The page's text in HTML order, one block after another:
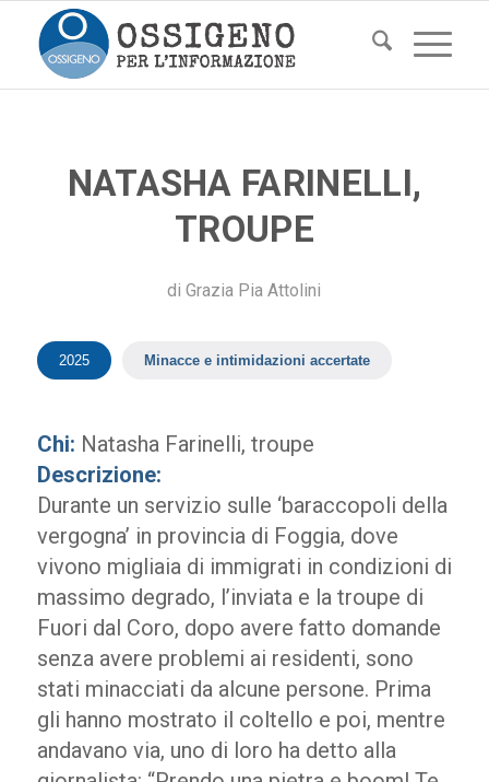
NATASHA FARINELLI,
TROUPE
diGrazia Pia Attolini
2025 Minacce e intimidazioni accertate
Chi: Natasha Farinelli, troupe
Descrizione:
Durante un servizio sulle ‘baraccopoli della
vergogna’ in provincia di Foggia, dove
vivono migliaia di immigrati in condizioni di
massimo degrado, l’inviata e la troupe di
Fuori dal Coro, dopo avere fatto domande
senza avere problemi ai residenti, sono
stati minacciati da alcune persone. Prima
gli hanno mostrato il coltello e poi, mentre
andavano via, uno di loro ha detto alla